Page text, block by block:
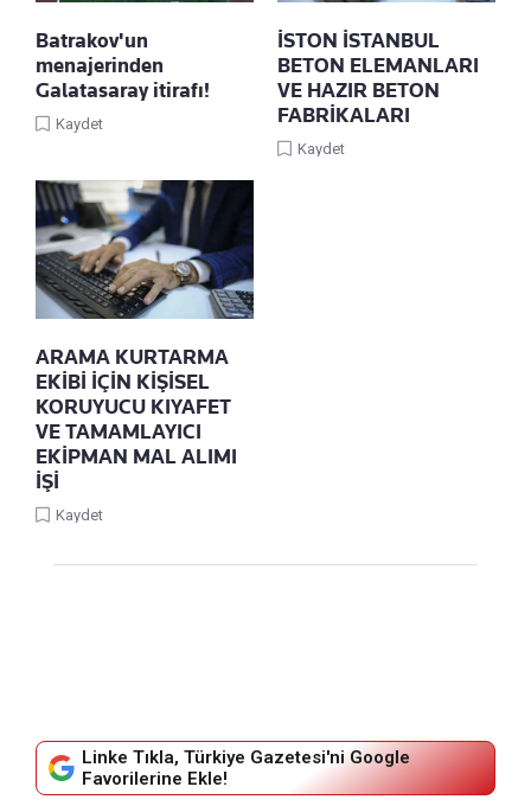
Batrakov'un
menajerinden
Galatasaray itirafı!
Kaydet
İSTON İSTANBUL
BETON ELEMANLARI
VE HAZIR BETON
FABRİKALARI
Kaydet
ARAMA KURTARMA
EKİBİ İÇİN KİŞİSEL
KORUYUCU KIYAFET
VE TAMAMLAYICI
EKİPMAN MAL ALIMI
İŞİ
Kaydet
Linke Tıkla, Türkiye Gazetesi'ni Google
Favorilerine Ekle!